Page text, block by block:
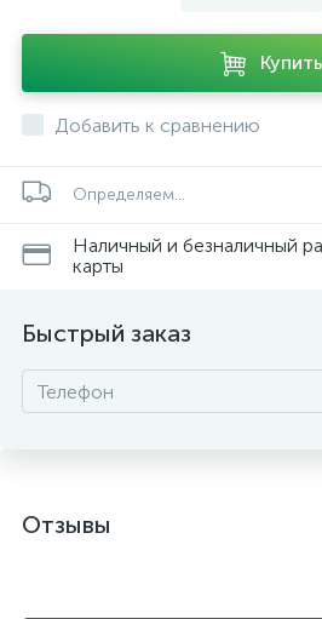
Купить
Добавить к сравнению
Определяем...
Наличный и безналичный
карты
Быстрый заказ
Отзывы